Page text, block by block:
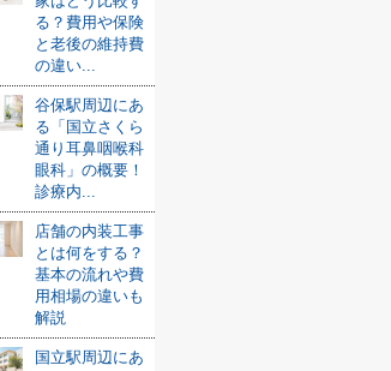
る？費用や保険
と老後の維持費
の違い...
谷保駅周辺にあ
る「国立さくら
通り耳鼻咽喉科
眼科」の概要！
診療内...
店舗の内装工事
とは何をする？
基本の流れや費
用相場の違いも
解説
国立駅周辺にあ